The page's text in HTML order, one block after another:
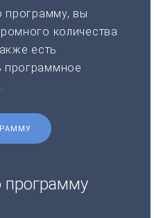
программу, вы
количества
есть
программное
программу